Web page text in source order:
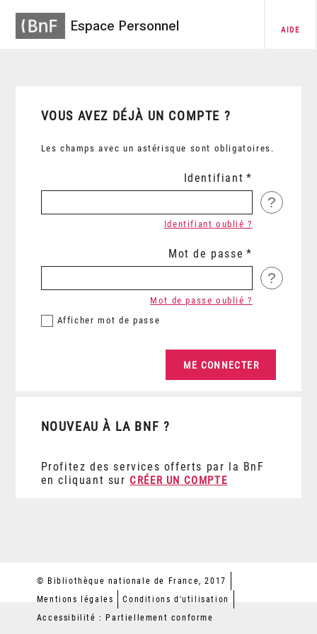
Espace Personnel AIDE
VOUS AVEZ DÉJÀ UN COMPTE ?
Les champs avec un astérisque sont obligatoires.
Identifiant
?
Identifiant oublié ?
Mot de passe
?
Afficher mot de passe
Mot de passe oublié ?
NOUVEAU À LA BNF ?
Profitez des services offerts par la BnF
en cliquant sur CRÉER UN COMPTE
© Bibliothèque nationale de France, 2017
Mentions légales
Conditions d'utilisation
Accessibilité : Partiellement conforme